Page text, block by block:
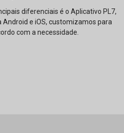
diferenciais é o Aplicativo PL7,
Android e iOS, customizamos para
com a necessidade.